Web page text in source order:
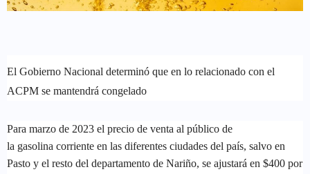
El Gobierno Nacional determinó que en lo relacionado con el
ACPM se mantendrá congelado
Para marzo de 2023 el precio de venta al público de
la gasolina corriente en las diferentes ciudades del país, salvo en
Pasto y el resto del departamento de Nariño, se ajustará en $400 por